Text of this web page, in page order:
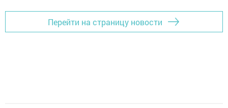
Перейти на страницу новости